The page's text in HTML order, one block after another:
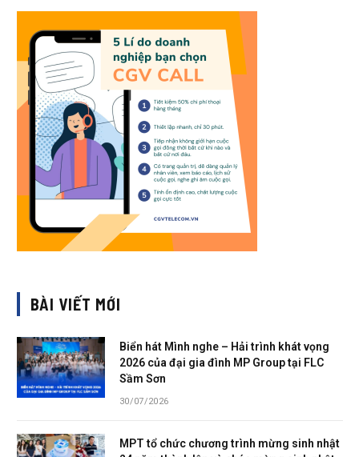
BÀI VIẾT MỚI
Biển hát Mình nghe – Hải trình khát vọng
2026 của đại gia đình MP Group tại FLC
Sầm Sơn
30/07/2026
MPT tổ chức chương trình mừng sinh nhật